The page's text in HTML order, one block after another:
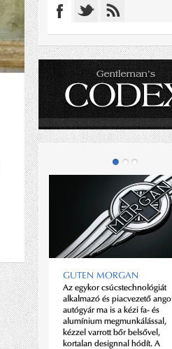
GUTEN MORGAN
Az egykor csúcstechnológiát
alkalmazó és piacvezető angol
autógyár ma is a kézi fa- és
alumínium megmunkálással,
kézzel varrott bőr belsővel,
kortalan designnal hódít. A